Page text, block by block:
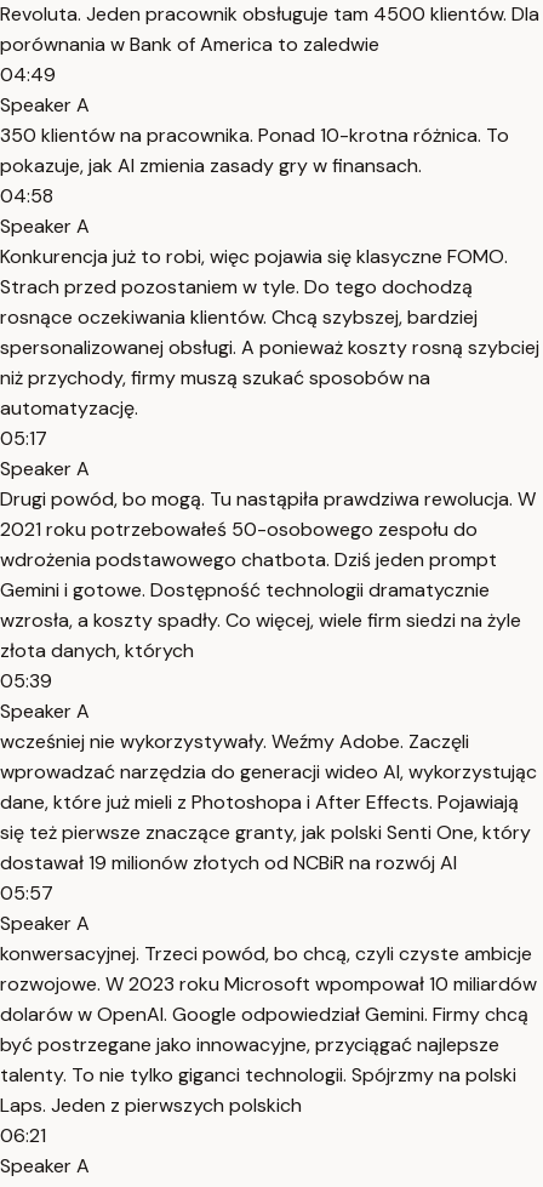
Revoluta. Jeden pracownik obsługuje tam 4500 klientów. Dla
porównania w Bank of America to zaledwie
04:49
Speaker A
350 klientów na pracownika. Ponad 10-krotna różnica. To
pokazuje, jak AI zmienia zasady gry w finansach.
04:58
Speaker A
Konkurencja już to robi, więc pojawia się klasyczne FOMO.
Strach przed pozostaniem w tyle. Do tego dochodzą
rosnące oczekiwania klientów. Chcą szybszej, bardziej
spersonalizowanej obsługi. A ponieważ koszty rosną szybciej
niż przychody, firmy muszą szukać sposobów na
automatyzację.
05:17
Speaker A
Drugi powód, bo mogą. Tu nastąpiła prawdziwa rewolucja. W
2021 roku potrzebowałeś 50-osobowego zespołu do
wdrożenia podstawowego chatbota. Dziś jeden prompt
Gemini i gotowe. Dostępność technologii dramatycznie
wzrosła, a koszty spadły. Co więcej, wiele firm siedzi na żyle
złota danych, których
05:39
Speaker A
wcześniej nie wykorzystywały. Weźmy Adobe. Zaczęli
wprowadzać narzędzia do generacji wideo AI, wykorzystując
dane, które już mieli z Photoshopa i After Effects. Pojawiają
się też pierwsze znaczące granty, jak polski Senti One, który
dostawał 19 milionów złotych od NCBiR na rozwój AI
05:57
Speaker A
konwersacyjnej. Trzeci powód, bo chcą, czyli czyste ambicje
rozwojowe. W 2023 roku Microsoft wpompował 10 miliardów
dolarów w OpenAI. Google odpowiedział Gemini. Firmy chcą
być postrzegane jako innowacyjne, przyciągać najlepsze
talenty. To nie tylko giganci technologii. Spójrzmy na polski
Laps. Jeden z pierwszych polskich
06:21
Speaker A